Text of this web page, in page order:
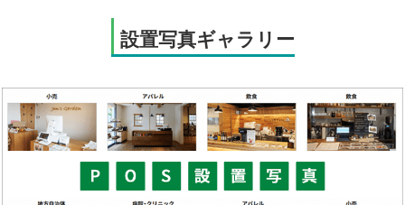
設置写真ギャラリー